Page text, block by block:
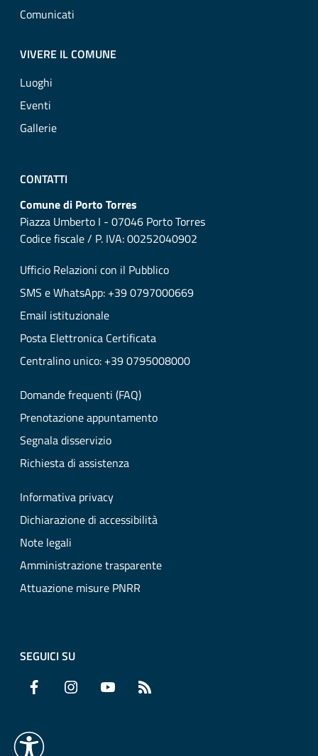
Comunicati
VIVERE IL COMUNE
Luoghi
Eventi
Gallerie
CONTATTI
Comune di Porto Torres
Piazza Umberto I - 07046 Porto Torres
Codice fiscale / P. IVA: 00252040902
Ufficio Relazioni con il Pubblico
SMS e WhatsApp: +39 0797000669
Email istituzionale
Posta Elettronica Certificata
Centralino unico: +39 0795008000
Domande frequenti (FAQ)
Prenotazione appuntamento
Segnala disservizio
Richiesta di assistenza
Informativa privacy
Dichiarazione di accessibilità
Note legali
Amministrazione trasparente
Attuazione misure PNRR
SEGUICI SU
Facebook Instagram YouTube